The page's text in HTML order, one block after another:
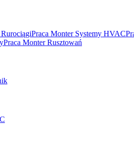
Praca Monter Systemy HVAC
Praca Monter Rusztowań